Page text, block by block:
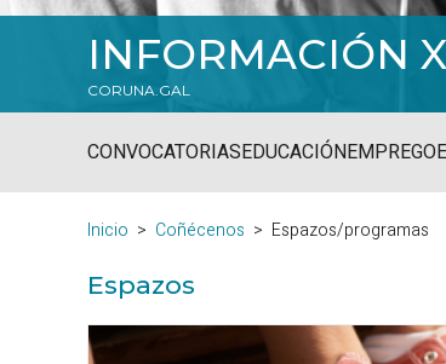
INFORMACIÓN
CORUNA.GAL
CONVOCATORIASEDUCACIÓNEMPREGO
Inicio Coñécenos Espazos/programas
Espazos